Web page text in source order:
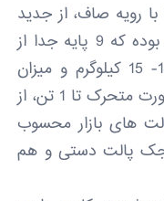
پالت پلاستیکی با ابعاد 120 در 100 با رویه صاف، از جدید
ترین مدل های شرکت پارس پالت بوده که 9 پایه جدا از
هم داشته و با دارا بودن وزن 14.5- 15 کیلوگرم و میزان
تحمل وزن بار ثابت تا 5 تن و به صورت متحرک تا 1 تن، از
های بازار محسوب
جک پالت دستی و هم